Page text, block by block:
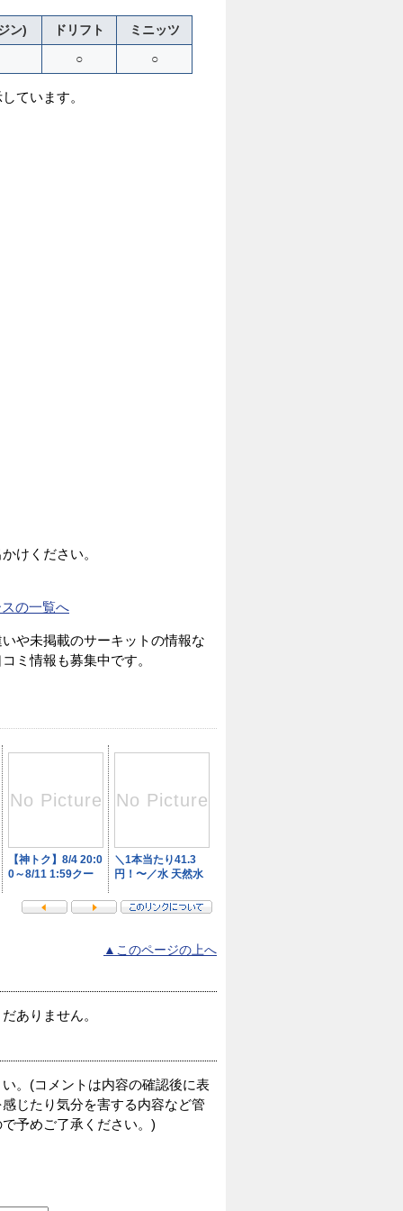
ン) ドリフト
ミニッツ
○
○
ています。
けください。
の一覧へ
や未掲載のサーキットの情報な
ミ情報も募集中です。
▲このページの上へ
ありません。
。(コメントは内容の確認後に表
じたり気分を害する内容など管
予めご了承ください。)